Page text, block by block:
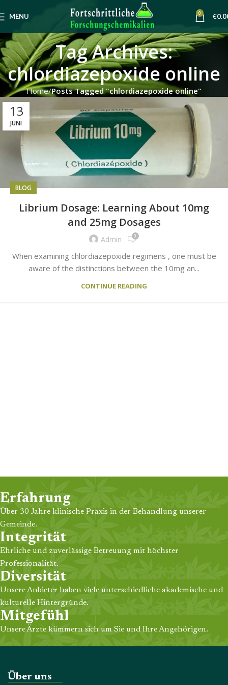
MENU 0 €
Tag Archives:
chlordiazepoxide online
Home Posts Tagged "chlordiazepoxide online"
13
JUNI
BLOG
Librium Dosage: Learning About 10mg
and 25mg Dosages
Admin 0
When examining chlordiazepoxide regimens , one must be
aware of the distinctions between the 10mg an...
CONTINUE READING
Erfahrung
Über 30 Jahre klinische Praxis in der Behandlung unserer
Gemeinde.
Integrität
Ehrliche und zuverlässige Betreuung mit höchster
Professionalität.
Diversität
Unsere Anbieter haben viele unterschiedliche akademische und
kulturelle Hintergründe.
Mitgefühl
Unsere Ärzte kümmern sich um Sie und Ihre Angehörigen.
Über uns